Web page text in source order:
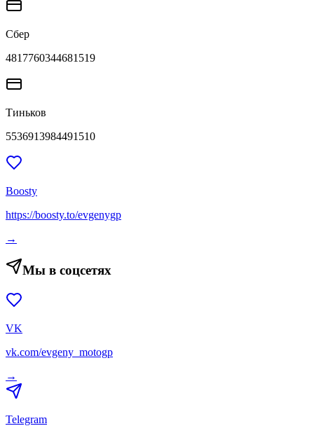
Сбер
4817760344681519
Тиньков
5536913984491510
Boosty
https://boosty.to/evgenygp
→
Мы в соцсетях
VK
vk.com/evgeny_motogp
→
Telegram